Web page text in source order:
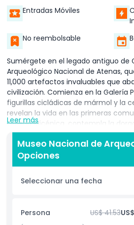
Entradas Móviles
No reembolsable
Sumérgete en el legado antiguo de
Arqueológico Nacional de Atenas,
11,000 artefactos invaluables que
civilización. Comienza en la Galería
figurillas cicládicas de mármol y la
revelan la vida en las primeras
Galería Micénica, contempla la
Agamenón y los intrincados vasos
historias de los reinos de la Edad de
de Escultura Arcaica y Clásica para
kouroi, el Bronce de Artemisión y
mármol que definieron los ideales
Contempla la computadora
colecciones helenísticas y
exquisitamente pintadas y joyas
Leer más
Museo Nacional de
Opciones
Seleccionar una fecha
Persona US$ 41.53